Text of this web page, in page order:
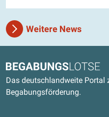
Weitere News
Begabungslotse
Das deutschlandweite Portal
Begabungsförderung.